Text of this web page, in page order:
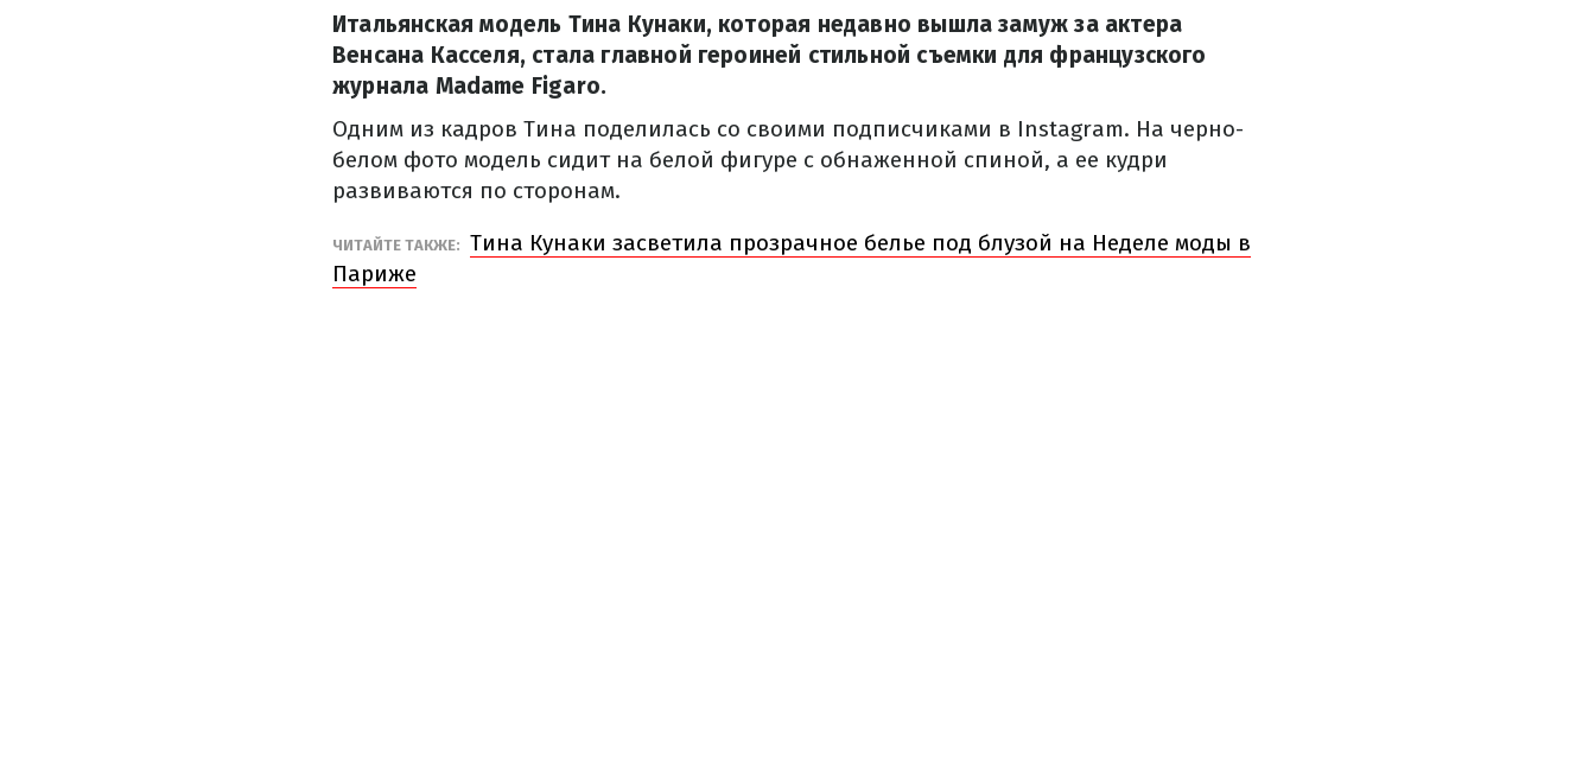
Итальянская модель Тина Кунаки, которая недавно вышла замуж за актера
Венсана Касселя, стала главной героиней стильной съемки для французского
журнала Madame Figaro.
Одним из кадров Тина поделилась со своими подписчиками в Instagram. На черно-
белом фото модель сидит на белой фигуре с обнаженной спиной, а ее кудри
развиваются по сторонам.
ЧИТАЙТЕ ТАКЖЕ: Тина Кунаки засветила прозрачное белье под блузой на Неделе моды в
Париже